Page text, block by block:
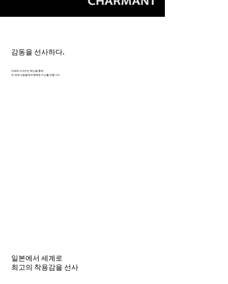
감동을 선사하다.
미래와 이어지는 혁신을 통해
전 세계 사람들에게 행복한 미소를 전합니다.
일본에서 세계로
최고의 착용감을 선사